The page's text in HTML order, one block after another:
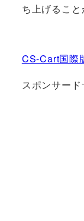
ち上げること
CS-Cart国際
スポンサード